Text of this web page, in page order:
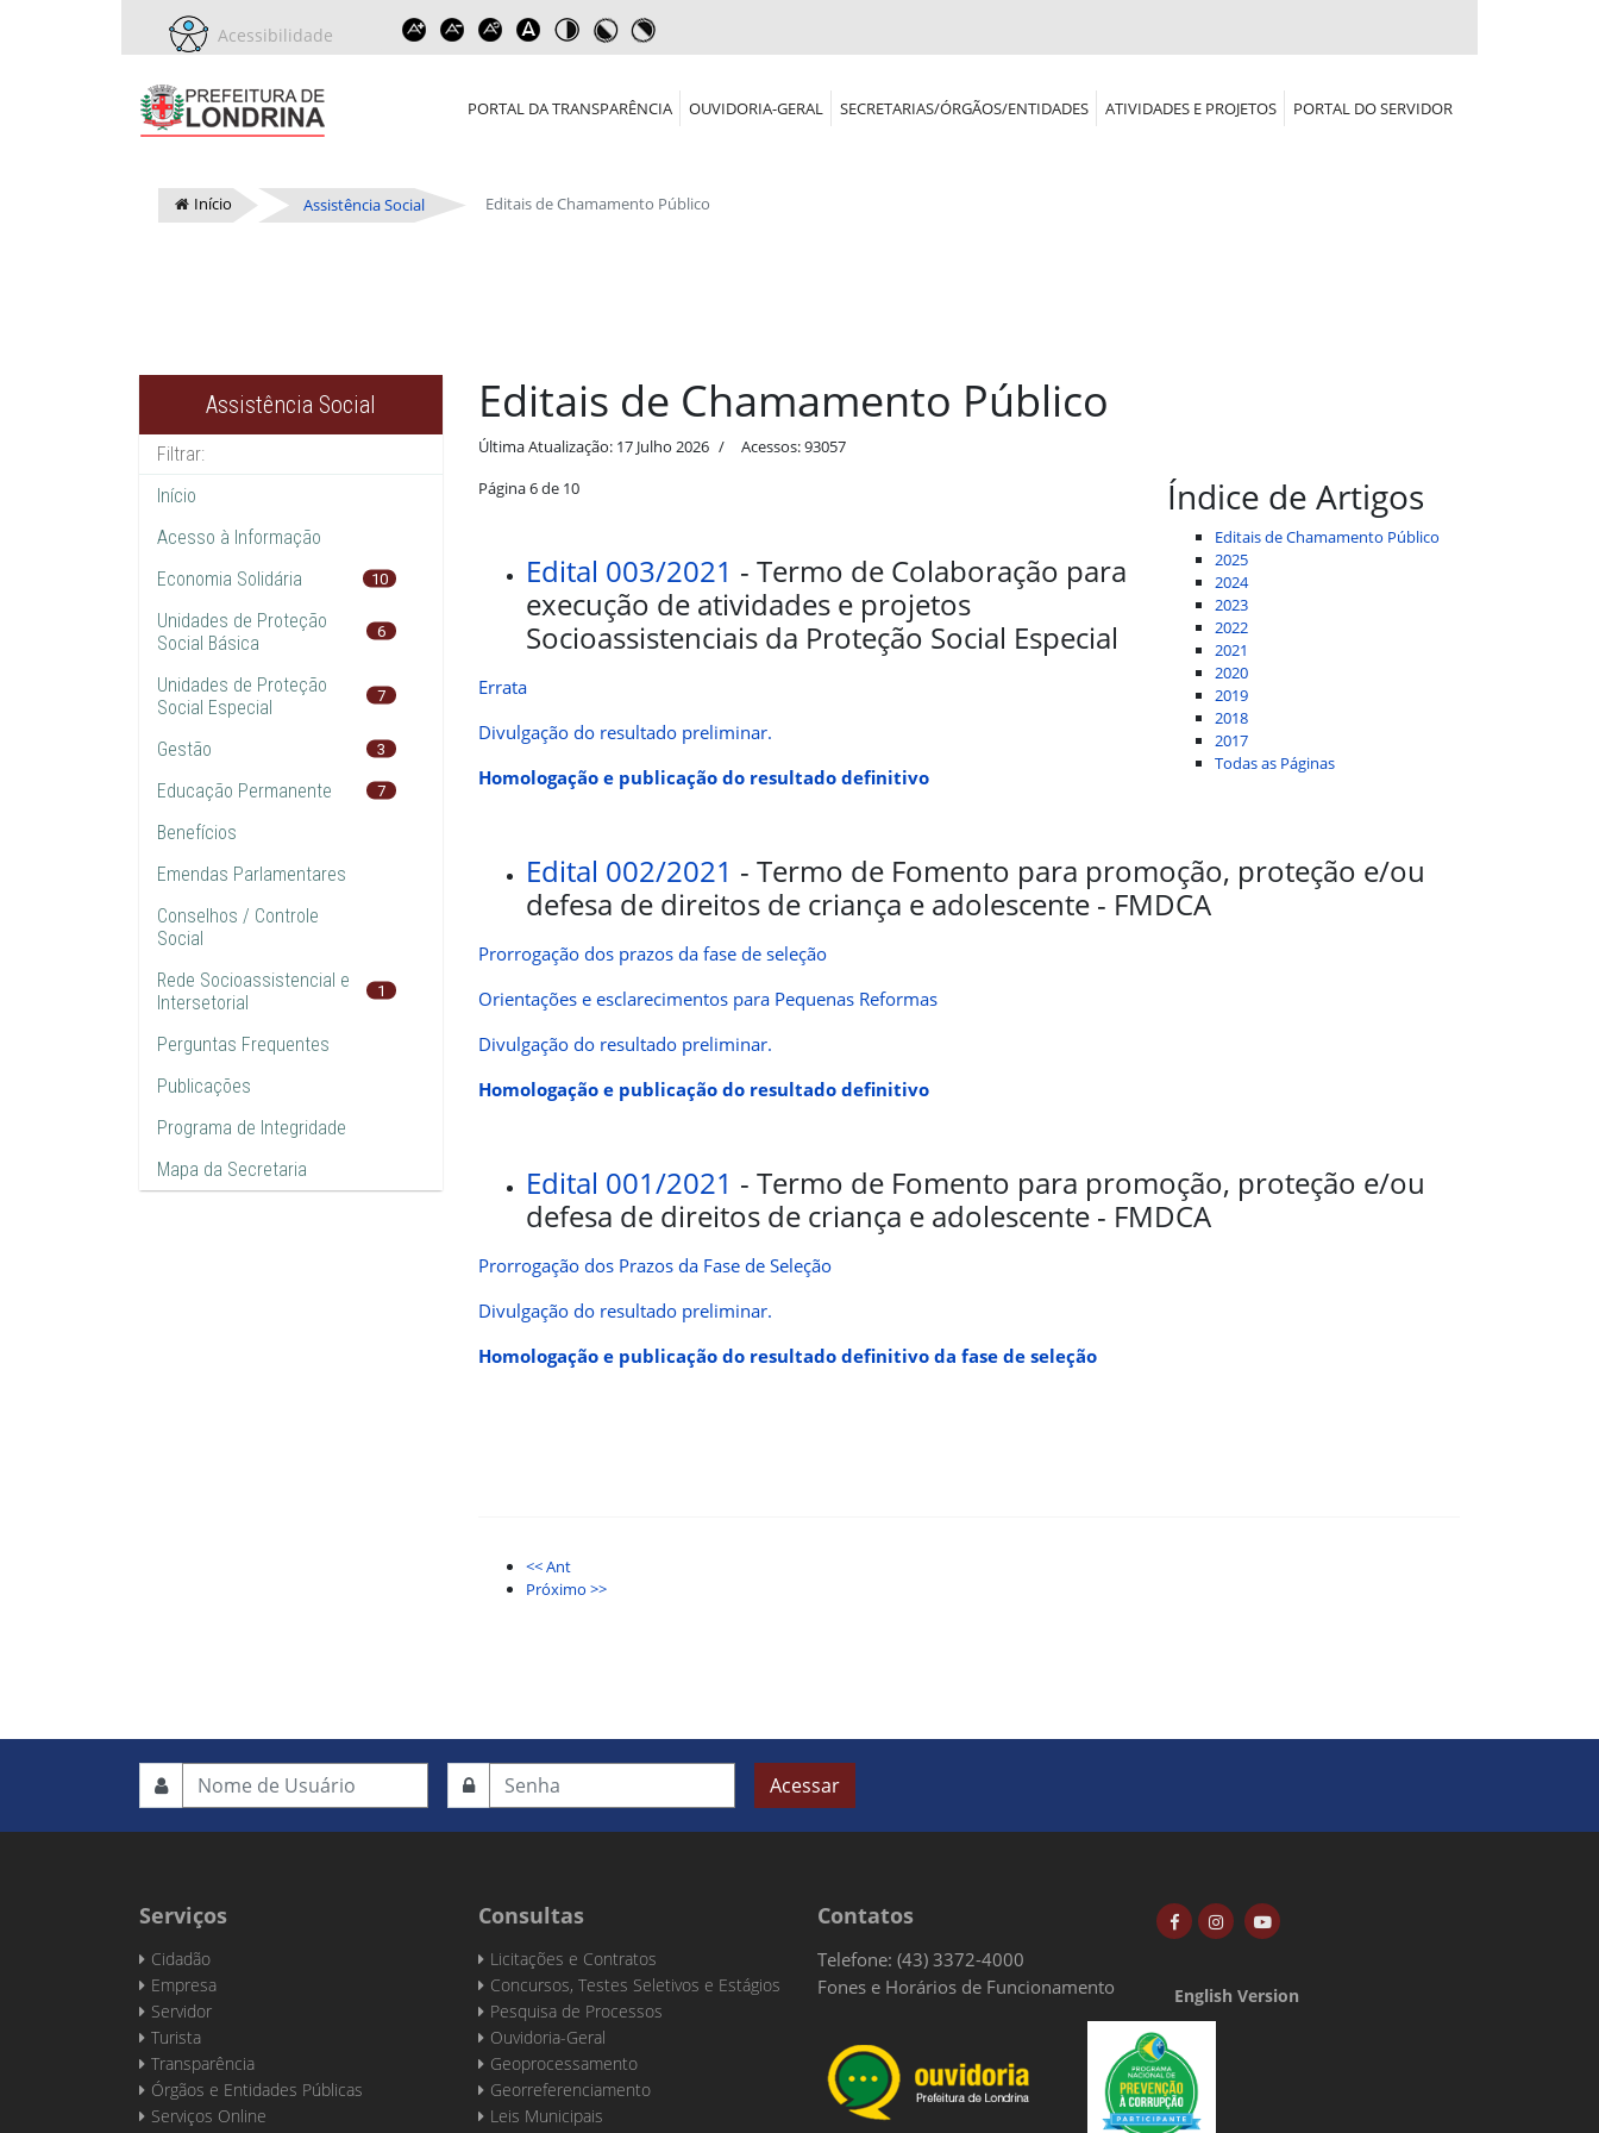
Acessibilidade
PORTAL DA TRANSPARÊNCIA OUVIDORIA-GERAL SECRETARIAS/ÓRGÃOS/ENTIDADES ATIVIDADES E PROJETOS PORTAL DO SERVIDOR
Início Assistência Social Editais de Chamamento Público
Assistência Social
Início
Acesso à Informação
Economia Solidária
10
Unidades de Proteção
Social Básica
6
Unidades de Proteção
Social Especial
7
Gestão 3
Educação Permanente 7
Benefícios
Emendas Parlamentares
Conselhos / Controle
Social
Rede Socioassistencial e
Intersetorial
1
Perguntas Frequentes
Publicações
Programa de Integridade
Mapa da Secretaria
Editais de Chamamento Público
Última Atualização: 17 Julho 2026 Acessos: 93057
Índice de Artigos
Editais de Chamamento Público
2025
2024
2023
2022
2021
2020
2019
2018
2017
Todas as Páginas
Página 6 de 10
Edital 003/2021 - Termo de Colaboração para
execução de atividades e projetos
Socioassistenciais da Proteção Social Especial
Errata
Divulgação do resultado preliminar.
Homologação e publicação do resultado definitivo
Edital 002/2021 - Termo de Fomento para promoção, proteção e/ou
defesa de direitos de criança e adolescente - FMDCA
Prorrogação dos prazos da fase de seleção
Orientações e esclarecimentos para Pequenas Reformas
Divulgação do resultado preliminar.
Homologação e publicação do resultado definitivo
Edital 001/2021 - Termo de Fomento para promoção, proteção e/ou
defesa de direitos de criança e adolescente - FMDCA
Prorrogação dos Prazos da Fase de Seleção
Divulgação do resultado preliminar.
Homologação e publicação do resultado definitivo da fase de seleção
<< Ant
Próximo >>
Acessar
Serviços
Cidadão
Empresa
Servidor
Turista
Transparência
Órgãos e Entidades Públicas
Serviços Online
Consultas
Licitações e Contratos
Concursos, Testes Seletivos e Estágios
Pesquisa de Processos
Ouvidoria-Geral
Geoprocessamento
Georreferenciamento
Leis Municipais
Contatos
Telefone: (43) 3372-4000
Fones e Horários de Funcionamento
English Version